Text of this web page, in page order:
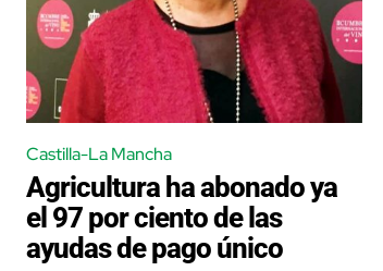
Castilla-La Mancha
Agricultura ha abonado ya
el 97 por ciento de las
ayudas de pago único